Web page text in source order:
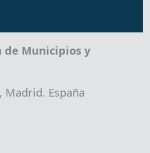
de Municipios y
Madrid. España